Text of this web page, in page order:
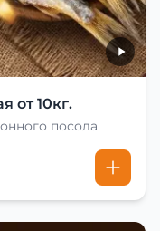
от 10кг.
посола